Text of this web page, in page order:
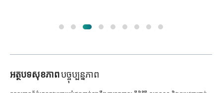
អត្ថបទសុខភាពបច្ចុប្បន្នភាព